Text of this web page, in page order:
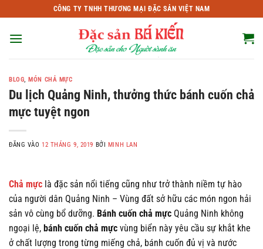
qua
nội
CÔNG TY TNHH THƯƠNG MẠI ĐẶC SẢN VIỆT NAM
BLOG,MÓN CHẢ MỰC
Du lịch Quảng Ninh, thưởng thức bánh cuốn chả
mực tuyệt ngon
ĐĂNG VÀO12 THÁNG 9, 2019 BỞI MINH LAN
Chả mực là đặc sản nổi tiếng cũng như trở thành niềm tự hào
của người dân Quảng Ninh – Vùng đất sở hữu các món ngon hải
sản vô cùng bổ dưỡng. Bánh cuốn chả mực Quảng Ninh không
ngoại lệ, bánh cuốn chả mực vùng biển này yêu cầu sự khắt khe
ở chất lượng trong từng miếng chả, bánh cuốn đủ vị và nước